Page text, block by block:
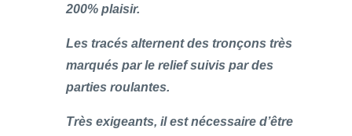
200% plaisir.
Les tracés alternent des tronçons très
marqués par le relief suivis par des
parties roulantes.
Très exigeants, il est nécessaire d’être